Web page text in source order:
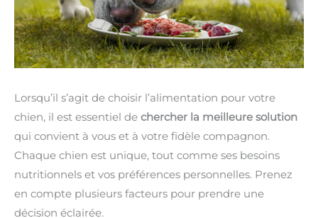
Lorsqu’il s’agit de choisir l’alimentation pour votre
chien, il est essentiel de chercher la meilleure solution
qui convient à vous et à votre fidèle compagnon.
Chaque chien est unique, tout comme ses besoins
nutritionnels et vos préférences personnelles. Prenez
en compte plusieurs facteurs pour prendre une
décision éclairée.